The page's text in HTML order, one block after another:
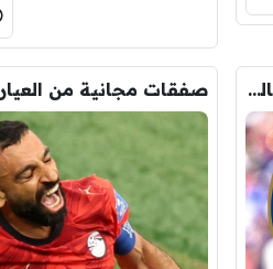
السبب الرئيسي لتمسك ليفربول وأرسنال بالتعاقد مع باركولا